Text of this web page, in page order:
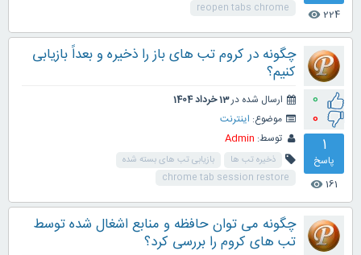
224
visibility
reopen tabs chrome
0
0
1
پاسخ
161
visibility
چگونه در کروم تب های باز را ذخیره و بعداً بازیابی
کنیم؟
ارسال شده در13 خرداد 1404
موضوع: اینترنت
توسط: Admin
ذخیره تب ها
بازیابی تب های بسته شده
chrome tab session restore
چگونه می توان حافظه و منابع اشغال شده توسط
تب های کروم را بررسی کرد؟